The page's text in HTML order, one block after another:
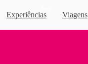
Experiências Viagens